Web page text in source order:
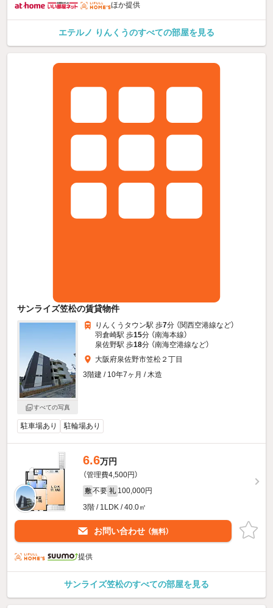
ほか提供
エテルノ りんくうのすべての部屋を見る
サンライズ笠松の賃貸物件
すべての写真
りんくうタウン駅 歩7分 （関西空港線など）
羽倉崎駅 歩15分 （南海本線）
泉佐野駅 歩18分 （南海空港線など）
大阪府泉佐野市笠松２丁目
3階建 / 10年7ヶ月 / 木造
駐車場あり 駐輪場あり
6.6万円
（管理費4,500円）
敷 不要 礼 100,000円
3階 / 1LDK / 40.0㎡
お問い合わせ （無料）
提供
サンライズ笠松のすべての部屋を見る